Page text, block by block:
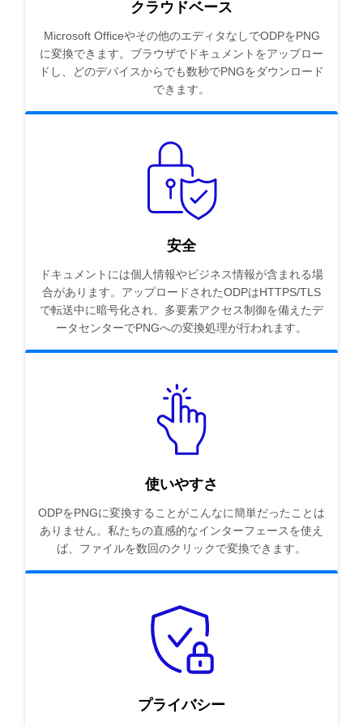
クラウドベース
Microsoft Officeやその他のエディタなしでODPをPNG
に変換できます。ブラウザでドキュメントをアップロー
ドし、どのデバイスからでも数秒でPNGをダウンロード
できます。
安全
ドキュメントには個人情報やビジネス情報が含まれる場
合があります。アップロードされたODPはHTTPS/TLS
で転送中に暗号化され、多要素アクセス制御を備えたデ
ータセンターでPNGへの変換処理が行われます。
使いやすさ
ODPをPNGに変換することがこんなに簡単だったことは
ありません。私たちの直感的なインターフェースを使え
ば、ファイルを数回のクリックで変換できます。
プライバシー